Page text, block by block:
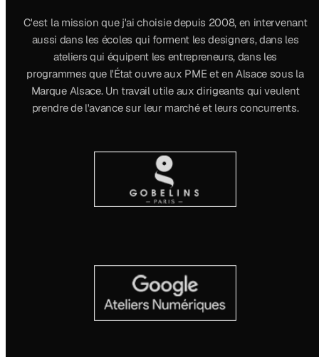
C'est la mission que j'ai choisie depuis 2008, en intervenant
aussi dans les écoles qui forment les designers, dans les
ateliers qui équipent les entrepreneurs, dans les
programmes que l'État ouvre aux PME et en Alsace sous la
Marque Alsace. Un travail utile aux dirigeants qui veulent
prendre de l'avance sur leur marché et leurs concurrents.